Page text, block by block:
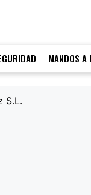
MANDOS A
S.L.